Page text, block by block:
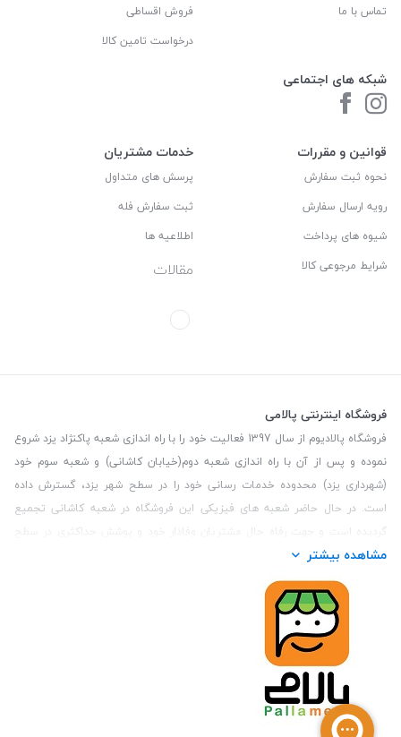
تماس با ما
شبکه های اجتماعی
فروش اقساطی
درخواست تامین کالا
قوانین و مقررات
نحوه ثبت سفارش
رویه ارسال سفارش
شیوه های پرداخت
شرایط مرجوعی کالا
خدمات مشتریان
پرسش های متداول
ثبت سفارش فله
اطلاعیه ها
مقالات
فروشگاه اینترنتی پالامی
فروشگاه پالادیوم از سال 1397 فعالیت خود را با راه اندازی شعبه پاکنژاد یزد شروع
نموده و پس از آن با راه اندازی شعبه دوم(خیابان کاشانی) و شعبه سوم خود
(شهرداری یزد) محدوده خدمات رسانی خود را در سطح شهر یزد، گسترش داده
است. در حال حاضر شعبه های فیزیکی این فروشگاه در شعبه کاشانی تجمیع
گردیده است و جهت رفاه حال مشتریان وفادار خود و پوشش حداکثری در سطح
استان یزد و همچنین مشتریان سطح کشور، فروشگاه اینترنتی پالامی را راه اندازی
نموده است. هدف فروشگاه اینترنتی پالامی فراهم نمودن یک خرید اینترنتی
مطمئن، با کالاهای متنوع، باکیفیت و دارای قیمت مناسب می باشد که مشتری
بتواند در مدت زمان کوتاه کالاهای خود را سفارش داده و در زمان مورد نظر خود
تحویل بگیرد و در صورت وجود عدم تطابق سفارش و کالای تحویل شده ضمانت
بازگشت کالا هم داشته باشد. سابقه درخشان در فروش حضوری و جذب مشتریان و
انعقاد قرارداد با ارگان های دولتی و خصوصی از افتخارات این مجموعه می باشد.
یکی از مهم‌ترین دغدغه‌های کاربران خرید اینترنتی، این است که کالای خریداری
مشاهده بیشتر